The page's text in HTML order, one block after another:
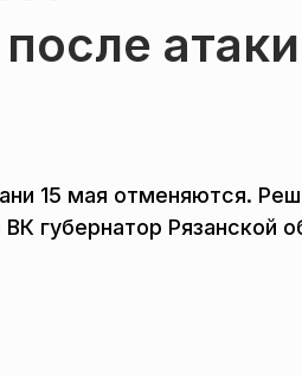
атаки
15 мая отменяются.
губернатор Рязанской